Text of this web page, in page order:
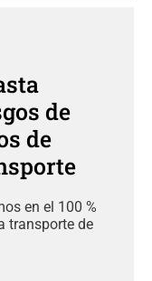
de
de
en el 100 %
transporte de